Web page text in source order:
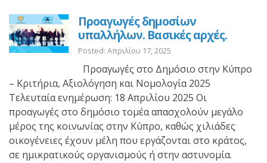
Προαγωγές δημοσίων
υπαλλήλων. Βασικές αρχές.
Posted: Απριλίου 17, 2025
Προαγωγές στο Δημόσιο στην Κύπρο
– Κριτήρια, Αξιολόγηση και Νομολογία 2025
Τελευταία ενημέρωση: 18 Απριλίου 2025 Οι
προαγωγές στο δημόσιο τομέα απασχολούν μεγάλο
μέρος της κοινωνίας στην Κύπρο, καθώς χιλιάδες
οικογένειες έχουν μέλη που εργάζονται στο κράτος,
σε ημικρατικούς οργανισμούς ή στην αστυνομία.